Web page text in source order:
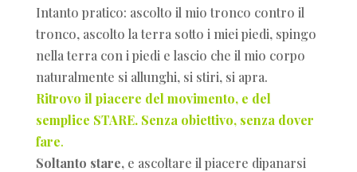
Intanto pratico: ascolto il mio tronco contro il
tronco, ascolto la terra sotto i miei piedi, spingo
nella terra con i piedi e lascio che il mio corpo
naturalmente si allunghi, si stiri, si apra.
Ritrovo il piacere del movimento, e del
semplice STARE. Senza obiettivo, senza dover
fare.
Soltanto stare, e ascoltare il piacere dipanarsi